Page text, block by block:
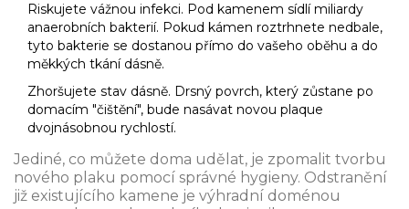
Riskujete vážnou infekci. Pod kamenem sídlí miliardy
anaerobních bakterií. Pokud kámen roztrhnete nedbale,
tyto bakterie se dostanou přímo do vašeho oběhu a do
měkkých tkání dásně.
Zhoršujete stav dásně. Drsný povrch, který zůstane po
domacím "čištění", bude nasávat novou plaque
dvojnásobnou rychlostí.
Jediné, co můžete doma udělat, je zpomalit tvorbu
nového plaku pomocí správné hygieny. Odstranění
již existujícího kamene je výhradní doménou